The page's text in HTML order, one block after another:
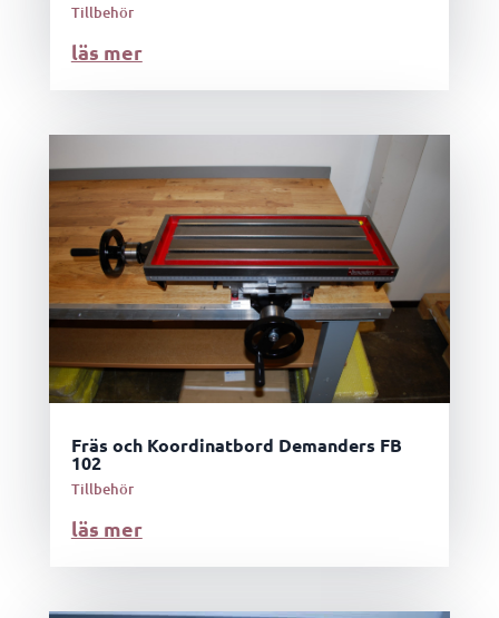
Tillbehör
läs mer
Fräs och Koordinatbord Demanders FB
102
Tillbehör
läs mer